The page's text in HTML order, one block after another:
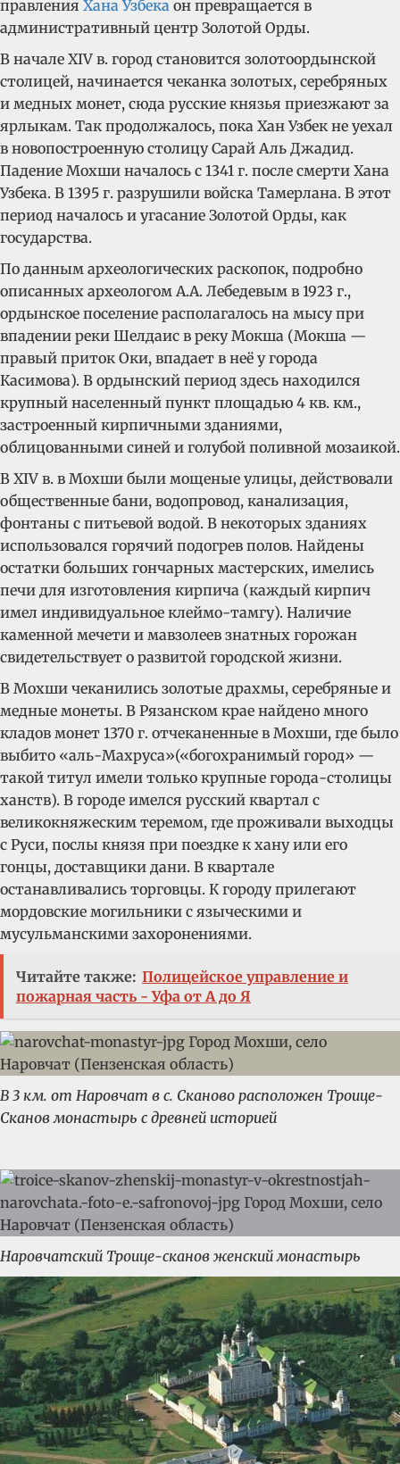
правления Хана Узбека он превращается в
административный центр Золотой Орды.
В начале XIV в. город становится золотоордынской
столицей, начинается чеканка золотых, серебряных
и медных монет, сюда русские князья приезжают за
ярлыкам. Так продолжалось, пока Хан Узбек не уехал
в новопостроенную столицу Сарай Аль Джадид.
Падение Мохши началось с 1341 г. после смерти Хана
Узбека. В 1395 г. разрушили войска Тамерлана. В этот
период началось и угасание Золотой Орды, как
государства.
По данным археологических раскопок, подробно
описанных археологом А.А. Лебедевым в 1923 г.,
ордынское поселение располагалось на мысу при
впадении реки Шелдаис в реку Мокша (Мокша —
правый приток Оки, впадает в неё у города
Касимова). В ордынский период здесь находился
крупный населенный пункт площадью 4 кв. км.,
застроенный кирпичными зданиями,
облицованными синей и голубой поливной мозаикой.
В XIV в. в Мохши были мощеные улицы, действовали
общественные бани, водопровод, канализация,
фонтаны с питьевой водой. В некоторых зданиях
использовался горячий подогрев полов. Найдены
остатки больших гончарных мастерских, имелись
печи для изготовления кирпича (каждый кирпич
имел индивидуальное клеймо-тамгу). Наличие
каменной мечети и мавзолеев знатных горожан
свидетельствует о развитой городской жизни.
В Мохши чеканились золотые драхмы, серебряные и
медные монеты. В Рязанском крае найдено много
кладов монет 1370 г. отчеканенные в Мохши, где было
выбито «аль-Махруса»(«богохранимый город» —
такой титул имели только крупные города-столицы
ханств). В городе имелся русский квартал с
великокняжеским теремом, где проживали выходцы
с Руси, послы князя при поездке к хану или его
гонцы, доставщики дани. В квартале
останавливались торговцы. К городу прилегают
мордовские могильники с языческими и
мусульманскими захоронениями.
Читайте также: Полицейское управление и
пожарная часть - Уфа от А до Я
В 3 км. от Наровчат в с. Сканово расположен Троице-
Сканов монастырь с древней историей
Наровчатский Троице-сканов женский монастырь